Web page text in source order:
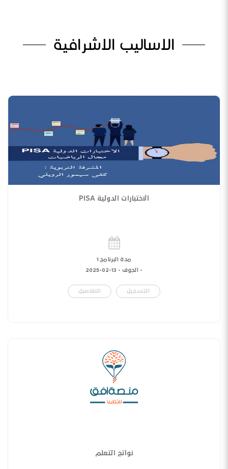
الاساليب الاشرافية
الاختبارات الدولية PISA
مدة البرنامج 1
- الجوف - 13-02-2025
التسجيل التفاصيل
نواتج التعلم